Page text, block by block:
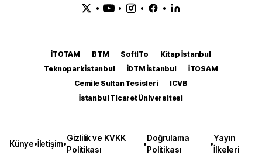
• • • •
İTOTAM BTM SoftITo
Kitap İstanbul
Teknopark İstanbul
İDTM İstanbul
İTOSAM
Cemile Sultan Tesisleri
ICVB
İstanbul Ticaret Üniversitesi
Künye•İletişim•
Gizlilik ve KVKK
Politikası
•
Doğrulama
Politikası
•
Yayın
İlkeleri